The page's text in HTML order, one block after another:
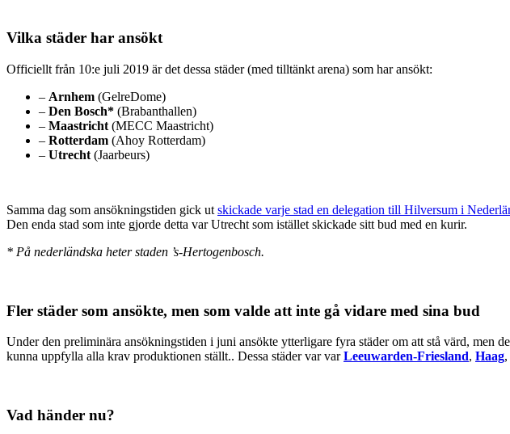
Vilka städer har ansökt
Officiellt från 10:e juli 2019 är det dessa städer (med tilltänkt arena) som har ansökt:
– Arnhem (GelreDome)
– Den Bosch* (Brabanthallen)
– Maastricht (MECC Maastricht)
– Rotterdam (Ahoy Rotterdam)
– Utrecht (Jaarbeurs)
Samma dag som ansökningstiden gick ut skickade varje stad en delegation till Hilversum i
Den enda stad som inte gjorde detta var Utrecht som istället skickade sitt bud med en kurir.
* På nederländska heter staden ’s-Hertogenbosch.
Fler städer som ansökte, men som valde att inte gå vidare med sina bud
Under den preliminära ansökningstiden i juni ansökte ytterligare fyra städer om att stå värd, men
kunna uppfylla alla krav produktionen ställt.. Dessa städer var varLeeuwarden-Friesland, Haag,
Vad händer nu?